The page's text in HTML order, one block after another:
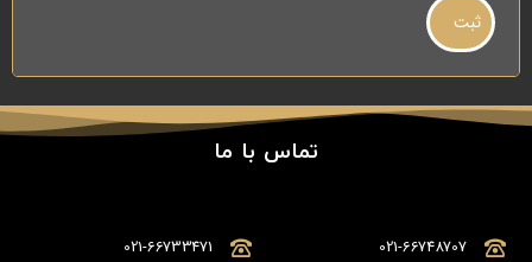
تماس با ما
021-66748707
021-66733471